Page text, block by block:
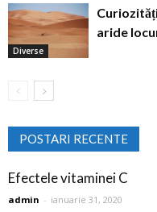
Diverse
aride
POSTARI RECENTE
Efectele vitaminei C
admin - ianuarie 31, 2020